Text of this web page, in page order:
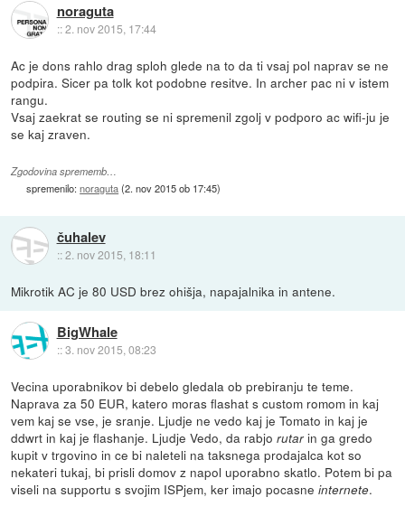
noraguta
::2. nov 2015, 17:44
Ac je dons rahlo drag sploh glede na to da ti vsaj pol naprav se ne
podpira. Sicer pa tolk kot podobne resitve. In archer pac ni v istem
rangu.
Vsaj zaekrat se routing se ni spremenil zgolj v podporo ac wifi-ju je
se kaj zraven.
Zgodovina sprememb…
spremenilo:noraguta(2. nov 2015 ob 17:45)
čuhalev
::2. nov 2015, 18:11
Mikrotik AC je 80 USD brez ohišja, napajalnika in antene.
BigWhale
::3. nov 2015, 08:23
Vecina uporabnikov bi debelo gledala ob prebiranju te teme.
Naprava za 50 EUR, katero moras flashat s custom romom in kaj
vem kaj se vse, je sranje. Ljudje ne vedo kaj je Tomato in kaj je
ddwrt in kaj je flashanje. Ljudje Vedo, da rabjorutarin ga gredo
kupit v trgovino in ce bi naleteli na taksnega prodajalca kot so
nekateri tukaj, bi prisli domov z napol uporabno skatlo. Potem bi pa
viseli na supportu s svojim ISPjem, ker imajo pocasneinternete.